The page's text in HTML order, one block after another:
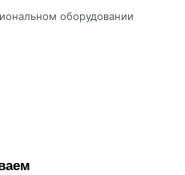
оборудовании